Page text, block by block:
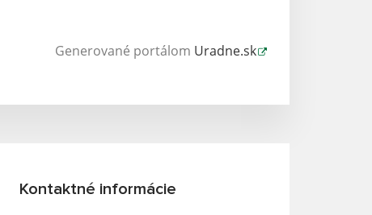
Generované portálom Uradne.sk
Kontaktné informácie